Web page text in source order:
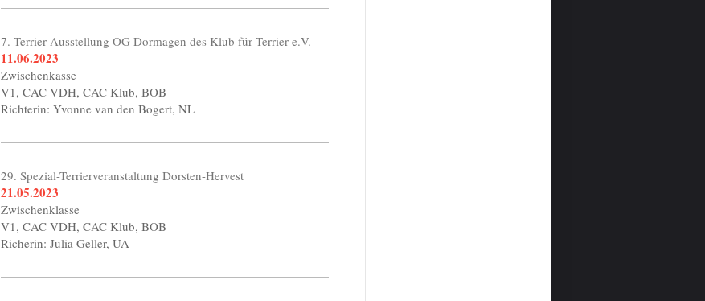
7. Terrier Ausstellung OG Dormagen des Klub für Terrier e.V.
11.06.2023
Zwischenkasse
V1, CAC VDH, CAC Klub, BOB
Richterin: Yvonne van den Bogert, NL
29. Spezial-Terrierveranstaltung Dorsten-Hervest
21.05.2023
Zwischenklasse
V1, CAC VDH, CAC Klub, BOB
Richerin: Julia Geller, UA